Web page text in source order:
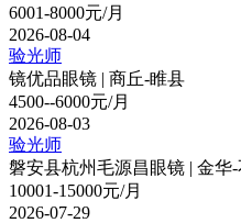
6001-8000元/月
2026-08-04
验光师
镜优品眼镜 | 商丘-睢县
4500--6000元/月
2026-08-03
验光师
磐安县杭州毛源昌眼镜 | 金华-
10001-15000元/月
2026-07-29